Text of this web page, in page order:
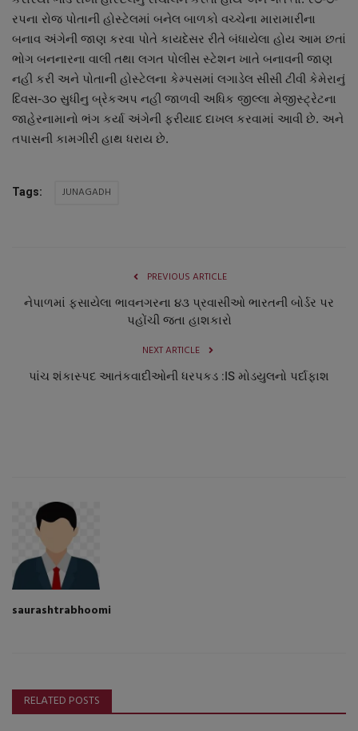
રપના રોજ પોતાની હોસ્ટેલમાં બનેલ બાળકો વચ્ચેના મારામારીના
બનાવ અંગેની જાણ કરવા પોતે કાયદેસર રીતે બંધાયેલા હોય આમ છતાં
ભોગ બનનારના વાલી તથા લગત પોલીસ સ્ટેશન ખાતે બનાવની જાણ
નહી કરી અને પોતાની હોસ્ટેલના કેમ્પસમાં લગાડેલ સીસી ટીવી કેમેરાનું
દિવસ-૩૦ સુધીનુ બ્રેકઅપ નહી જાળવી અધિક જીલ્લા મેજીસ્ટ્રેટના
જાહેરનામાનો ભંગ કર્યા અંગેની ફરીયાદ દાખલ કરવામાં આવી છે. અને
તપાસની કામગીરી હાથ ધરાય છે.
Tags: JUNAGADH
PREVIOUS ARTICLE
નેપાળમાં ફસાયેલા ભાવનગરના ૪૩ પ્રવાસીઓ ભારતની બોર્ડર પર
પહોંચી જતા હાશકારો
NEXT ARTICLE
પાંચ શંકાસ્પદ આતંકવાદીઓની ધરપકડ :IS મોડયુલનો પર્દાફાશ
saurashtrabhoomi
RELATED POSTS